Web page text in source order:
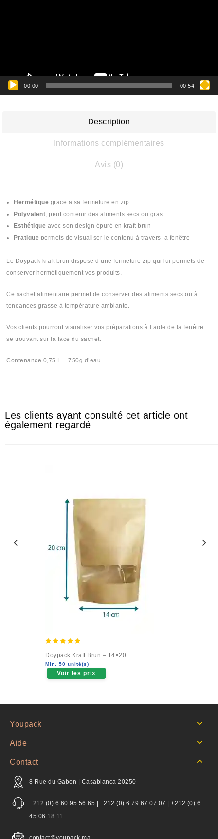
00:00 00:54
Description
Informations complémentaires
Avis (0)
Hermétique grâce à sa fermeture en zip
Polyvalent, peut contenir des aliments secs ou gras
Esthétique avec son design épuré en kraft brun
Pratique permets de visualiser le contenu à travers la fenêtre
Le Doypack kraft brun dispose d’une fermeture zip qui lui permets de
conserver hermétiquement vos produits.
Ce sachet alimentaire permet de conserver des aliments secs ou à
tendances grasse à température ambiante.
Vos clients pourront visualiser vos préparations à l’aide de la fenêtre
se trouvant sur la face du sachet.
Contenance 0,75 L = 750g d’eau
Les clients ayant consulté cet article ont
également regardé
out of 5
Doypack Kraft Brun – 14×20
Min. 50 unité(s)
Voir les prix
Youpack
Aide
Contact
8 Rue du Gabon | Casablanca 20250
+212 (0) 6 60 95 56 65 | +212 (0) 6 79 67 07 07 | +212 (0) 6
45 06 18 11
contact@youpack.ma